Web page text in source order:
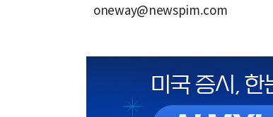
oneway@newspim.com